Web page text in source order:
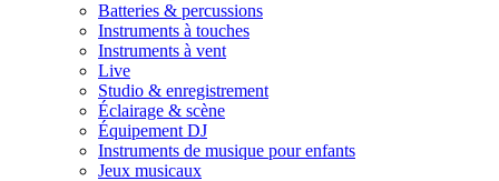
Batteries & percussions
Instruments à touches
Instruments à vent
Live
Studio & enregistrement
Éclairage & scène
Équipement DJ
Instruments de musique pour enfants
Jeux musicaux